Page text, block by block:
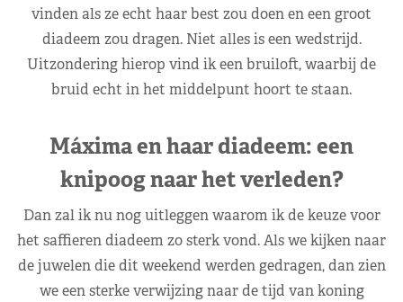
vinden als ze echt haar best zou doen en een groot
diadeem zou dragen. Niet alles is een wedstrijd.
Uitzondering hierop vind ik een bruiloft, waarbij de
bruid echt in het middelpunt hoort te staan.
Máxima en haar diadeem: een
knipoog naar het verleden?
Dan zal ik nu nog uitleggen waarom ik de keuze voor
het saffieren diadeem zo sterk vond. Als we kijken naar
de juwelen die dit weekend werden gedragen, dan zien
we een sterke verwijzing naar de tijd van koning